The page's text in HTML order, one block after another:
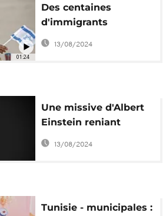
01:24
Des centaines
d'immigrants
éthiopiens arrivent en
Israël
13/08/2024
Une missive d'Albert
Einstein reniant
l'existence de Dieu
vendue à... 2,89
13/08/2024
Tunisie - municipales :